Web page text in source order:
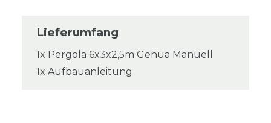
Lieferumfang
1x Pergola 6x3x2,5m Genua Manuell
1x Aufbauanleitung